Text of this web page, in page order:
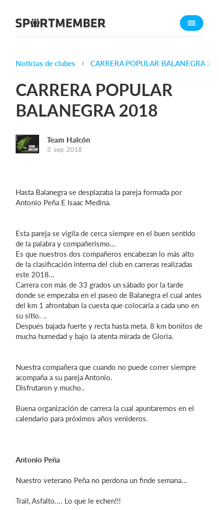
Acerca de SportMember
Funciones
Calendario
Sitio web
¿Cuanto cuesta?
Iniciar sesión
Noticias de clubes CARRERA POPULAR BALANEGRA
CARRERA POPULAR
BALANEGRA 2018
Team Halcón
3. sep. 2018
Hasta Balanegra se desplazaba la pareja formada por
Antonio Peña E Isaac Medina.
Esta pareja se vigila de cerca siempre en el buen sentido
de la palabra y compañerismo...
Es que nuestros dos compañeros encabezan lo más alto
de la clasificación interna del club en carreras realizadas
este 2018...
Carrera con más de 33 grados un sábado por la tarde
donde se empezaba en el paseo de Balanegra el cual antes
del km 1 afrontaban la cuesta que colocaría a cada uno en
su sitio. ..
Después bajada fuerte y recta hasta meta. 8 km bonitos de
mucha humedad y bajo la atenta mirada de Gloria.
Nuestra compañera que cuando no puede correr siempre
acompaña a su pareja Antonio.
Disfrutaron y mucho..
Buena organización de carrera la cual apuntaremos en el
calendario para próximos años venideros.
Antonio Peña
Nuestro veterano Peña no perdona un finde semana...
Trail, Asfalto.... Lo que le echen!!!